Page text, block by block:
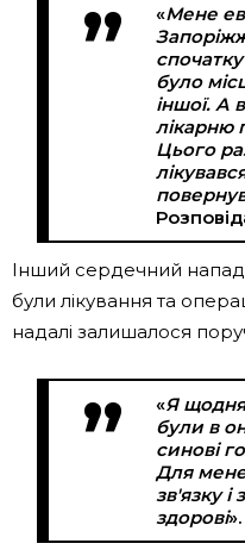
«Мене
було
іншої. А
лікарню
Цього
Інший сердечний
були лікування та
надалі залишалося
«Я
були в
синові
Для
зв'язку і
здорові».